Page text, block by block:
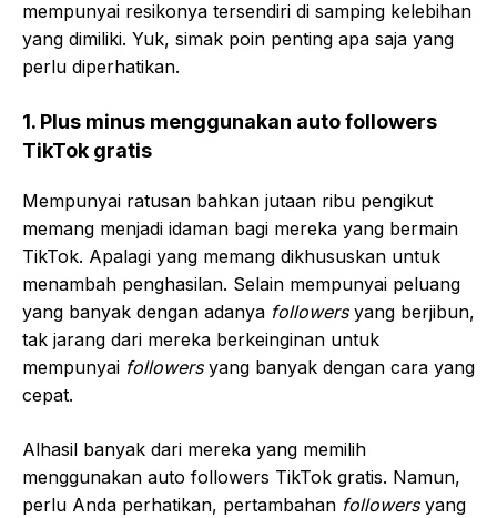
mempunyai resikonya tersendiri di samping kelebihan
yang dimiliki. Yuk, simak poin penting apa saja yang
perlu diperhatikan.
1. Plus minus menggunakan auto followers
TikTok gratis
Mempunyai ratusan bahkan jutaan ribu pengikut
memang menjadi idaman bagi mereka yang bermain
TikTok. Apalagi yang memang dikhususkan untuk
menambah penghasilan. Selain mempunyai peluang
yang banyak dengan adanya followersyang berjibun,
tak jarang dari mereka berkeinginan untuk
mempunyai followersyang banyak dengan cara yang
cepat.
Alhasil banyak dari mereka yang memilih
menggunakan auto followers TikTok gratis. Namun,
perlu Anda perhatikan, pertambahan followersyang